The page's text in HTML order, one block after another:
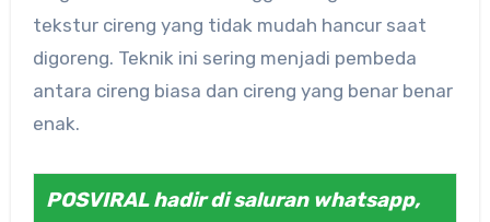
tekstur cireng yang tidak mudah hancur saat
digoreng. Teknik ini sering menjadi pembeda
antara cireng biasa dan cireng yang benar benar
enak.
POSVIRAL hadir di saluran whatsapp,